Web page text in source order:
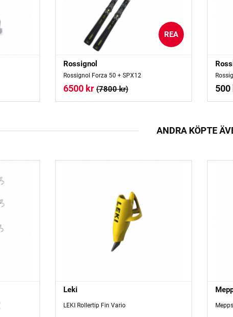
REA
Rossignol
Rossignol Forza 50 + SPX12
6500 kr (7800 kr) 500
ANDRA KÖPTE
Leki
LEKI Rollertip Fin Vario